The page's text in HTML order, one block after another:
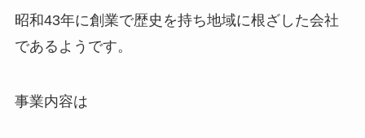
昭和43年に創業で歴史を持ち地域に根ざした会社
であるようです。
事業内容は